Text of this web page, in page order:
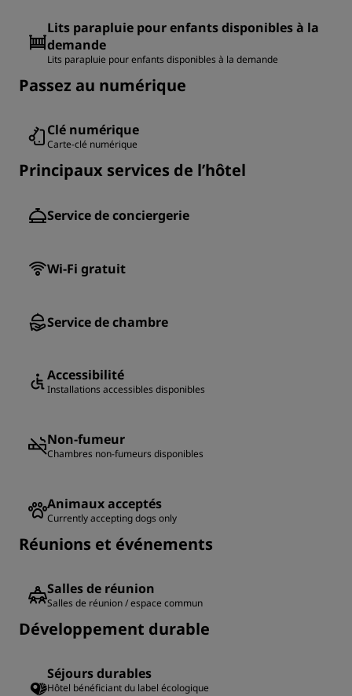
Lits parapluie pour enfants disponibles à la
demande
Lits parapluie pour enfants disponibles à la demande
Passez au numérique
Clé numérique
Carte-clé numérique
Principaux services de l’hôtel
Service de conciergerie
Wi-Fi gratuit
Service de chambre
Accessibilité
Installations accessibles disponibles
Non-fumeur
Chambres non-fumeurs disponibles
Animaux acceptés
Currently accepting dogs only
Réunions et événements
Salles de réunion
Salles de réunion / espace commun
Développement durable
Séjours durables
Hôtel bénéficiant du label écologique